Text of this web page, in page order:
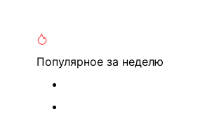
Популярное за неделю